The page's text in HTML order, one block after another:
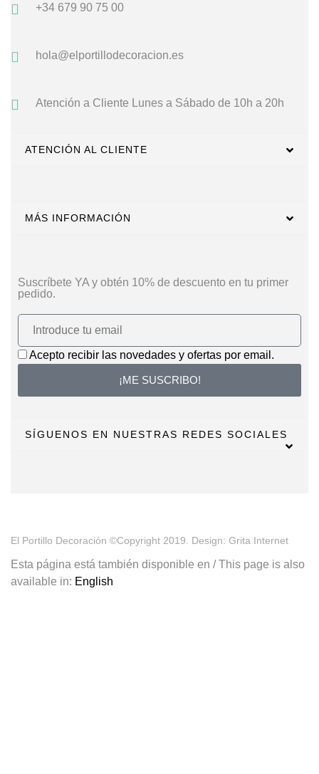
+34 679 90 75 00
hola@elportillodecoracion.es
Atención a Cliente Lunes a Sábado de 10h a 20h
ATENCIÓN AL CLIENTE
MÁS INFORMACIÓN
Suscríbete YA y obtén 10% de descuento en tu primer
pedido.
Acepto recibir las novedades y ofertas por email.
¡ME SUSCRIBO!
SÍGUENOS EN NUESTRAS REDES SOCIALES
El Portillo Decoración ©Copyright 2019. Design: Grita Internet
Esta página está también disponible en / This page is also
available in: English